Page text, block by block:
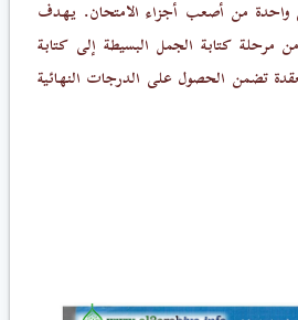
واحدة من أصعب أجزاء الامتحان. يهدف
مرحلة كتابة الجمل البسيطة إلى كتابة
تضمن الحصول على الدرجات النهائية